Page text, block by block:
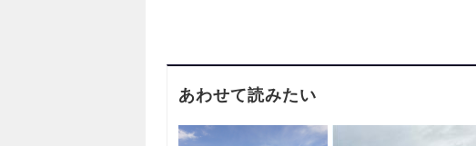
あわせて読みたい